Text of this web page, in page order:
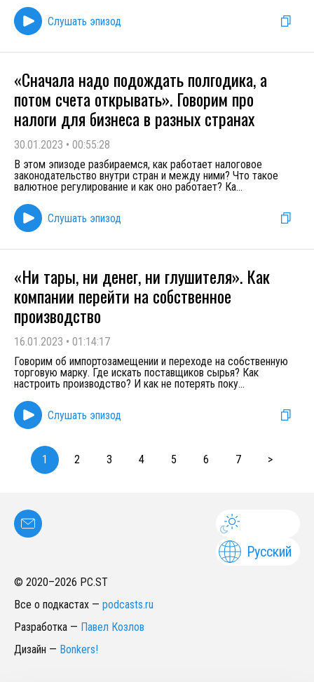
Слушать эпизод
«Сначала надо подождать полгодика, а
потом счета открывать». Говорим про
налоги для бизнеса в разных странах
30.01.2023 • 00:55:28
В этом эпизоде разбираемся, как работает налоговое
законодательство внутри стран и между ними? Что такое
валютное регулирование и как оно работает? Ка...
Слушать эпизод
«Ни тары, ни денег, ни глушителя». Как
компании перейти на собственное
производство
16.01.2023 • 01:14:17
Говорим об импортозамещении и переходе на собственную
торговую марку. Где искать поставщиков сырья? Как
настроить производство? И как не потерять поку...
Слушать эпизод
1 2 3 4 5 6 7 >
Русский
© 2020–2026 PC.ST
Все о подкастах — podcasts.ru
Разработка — Павел Козлов
Дизайн — Bonkers!